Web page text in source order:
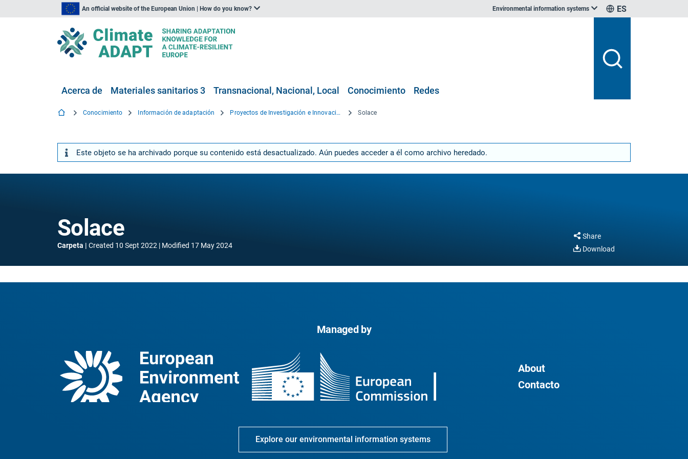
An official website of the European Union | How do you know? Environmental information systems ES
Acerca de Materiales sanitarios 3 Transnacional, Nacional, Local Conocimiento Redes
Conocimiento Información de adaptación Proyectos de Investigación e Innovación Solace
Este objeto se ha archivado porque su contenido está desactualizado. Aún puedes acceder a él como archivo heredado.
Solace
Carpeta Created 10 Sept 2022 Modified 17 May 2024
Share
Download
Managed by
About
Contacto
Explore our environmental information systems